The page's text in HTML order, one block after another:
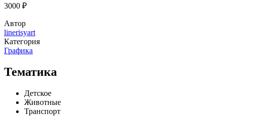
3000 ₽
Автор
linerisyart
Категория
Графика
Тематика
Детское
Животные
Транспорт